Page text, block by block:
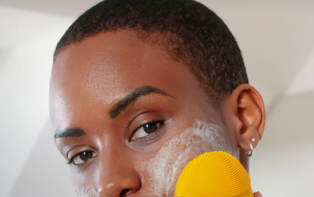
Iniciar sesión
Perfil de usuario
Mis dispositivos
Mis pedidos
Mis direcciones
Mis suscripciones
NUEVO
FAQ™ Pure Beauty-Tech Elixir
BREAKING NEWS
issa™ Teeth Whitening Set
Idioma
English Deutsch
Español
Français
Italiano
Português
Svenska
Русский
Türkçe
简体中文 繁體中文